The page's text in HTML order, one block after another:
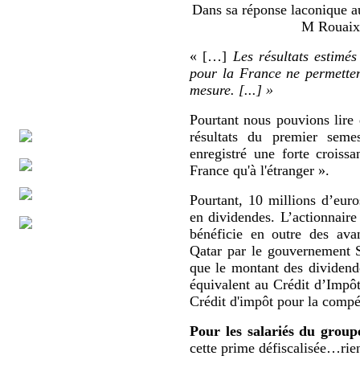
Dans sa réponse laconique
M
« […] Les résultats
pour la France ne
mesure. [...] »
Pourtant nous pouvions lire
résultats du premier
enregistré une forte
France qu'à l'étranger ».
Pourtant, 10 millions
en dividendes.
bénéficie en outre des
Qatar par le gouvernement
que le montant des
équivalent au Crédit
Crédit d'impôt pour la
Pour les salariés du
cette prime